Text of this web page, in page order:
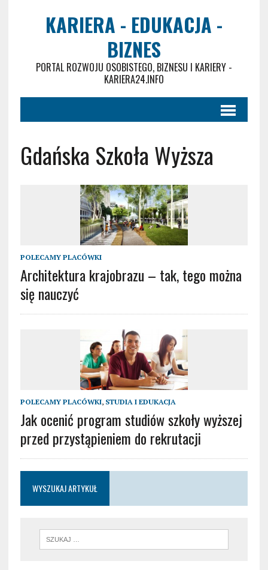
KARIERA - EDUKACJA -
BIZNES
PORTAL ROZWOJU OSOBISTEGO, BIZNESU I KARIERY -
KARIERA24.INFO
Gdańska Szkoła Wyższa
POLECAMY PLACÓWKI
Architektura krajobrazu – tak, tego można
się nauczyć
POLECAMY PLACÓWKI, STUDIA I EDUKACJA
Jak ocenić program studiów szkoły wyższej
przed przystąpieniem do rekrutacji
WYSZUKAJ ARTYKUŁ